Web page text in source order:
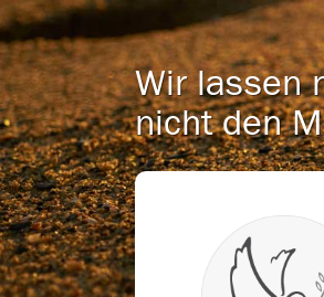
Wir lassen
nicht den